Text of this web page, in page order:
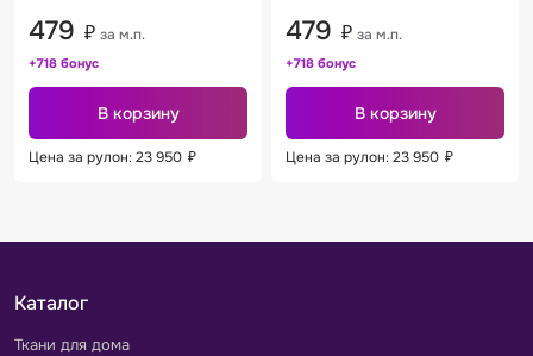
479 ₽ за м.п.
+718 бонус
В корзину
Цена за рулон: 23 950 ₽
479 ₽ за м.п.
+718 бонус
В корзину
Цена за рулон: 23 950 ₽
Каталог
Ткани для дома